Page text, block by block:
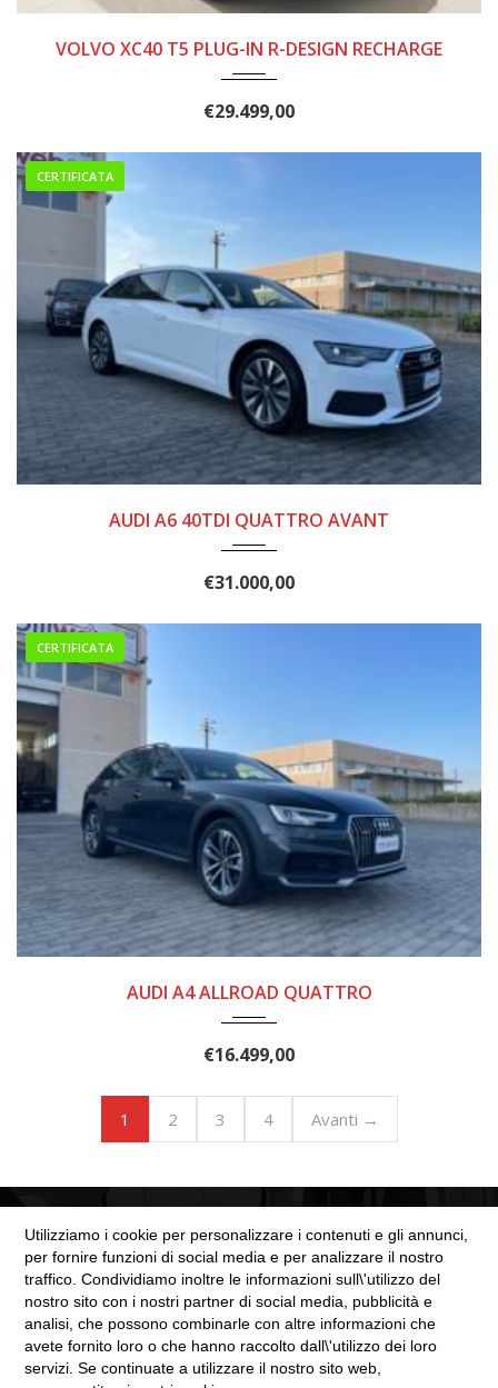
VOLVO XC40 T5 PLUG-IN R-DESIGN RECHARGE
€29.499,00
CERTIFICATA
AUDI A6 40TDI QUATTRO AVANT
€31.000,00
CERTIFICATA
AUDI A4 ALLROAD QUATTRO
€16.499,00
1 2 3 4 Avanti →
SEZIONE LEGALE
Cookie Policy
Utilizziamo i cookie per personalizzare i contenuti e gli annunci,
per fornire funzioni di social media e per analizzare il nostro
traffico. Condividiamo inoltre le informazioni sull\'utilizzo del
nostro sito con i nostri partner di social media, pubblicità e
analisi, che possono combinarle con altre informazioni che
avete fornito loro o che hanno raccolto dall\'utilizzo dei loro
servizi. Se continuate a utilizzare il nostro sito web,